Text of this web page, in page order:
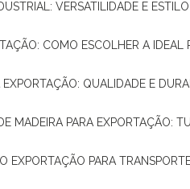
VERSATILIDADE E
COMO ESCOLHER A IDEAL
EXPORTAÇÃO: QUALIDADE E
DE MADEIRA PARA EXPORTAÇÃO:
EXPORTAÇÃO PARA